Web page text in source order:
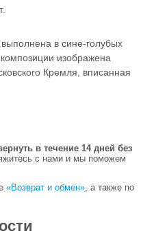
в сине-голубых
изображена
Кремля, вписанная
в течение 14 дней без
с нами и мы поможем
«Возврат и обмен», а также по